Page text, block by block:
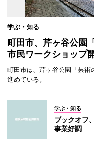
学ぶ・知る
町田市、芹ヶ谷公園
市民ワークショップ
町田市は、芹ヶ谷公園「芸術
進めている。
学ぶ・知る
ブックオフ
事業好調